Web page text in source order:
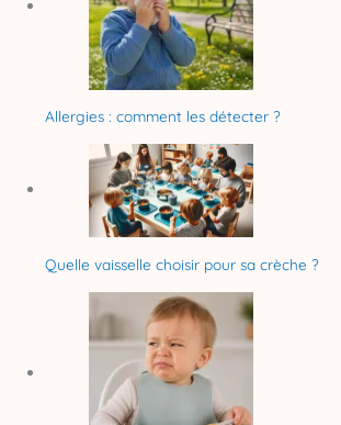
Allergies : comment les détecter ?
Quelle vaisselle choisir pour sa crèche ?